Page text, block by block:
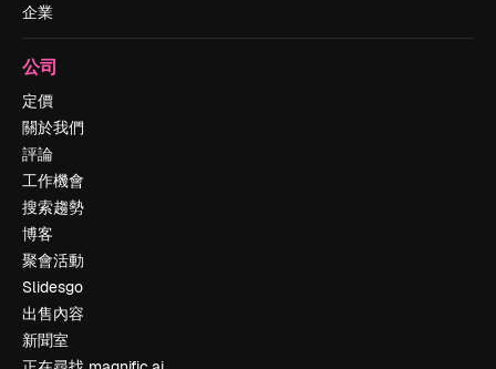
企業
公司
定價
關於我們
評論
工作機會
搜索趨勢
博客
聚會活動
Slidesgo
出售內容
新聞室